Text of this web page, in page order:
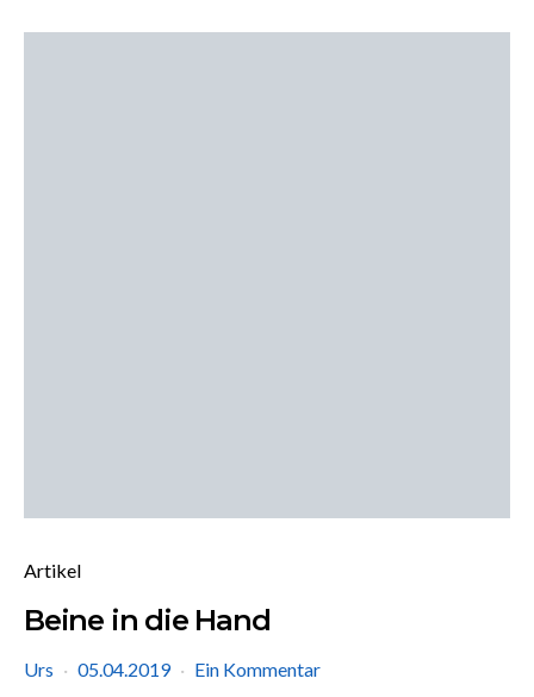
Artikel
Beine in die Hand
Urs 05.04.2019 Ein Kommentar